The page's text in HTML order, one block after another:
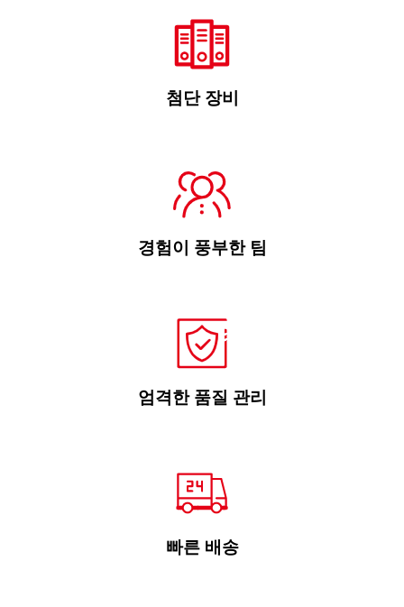
첨단 장비
경험이 풍부한 팀
엄격한 품질 관리
빠른 배송